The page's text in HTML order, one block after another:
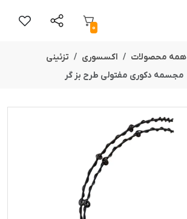
0
همه محصولات اکسسوری
تزئینی
مجسمه دکوری مفتولی طرح بز گر